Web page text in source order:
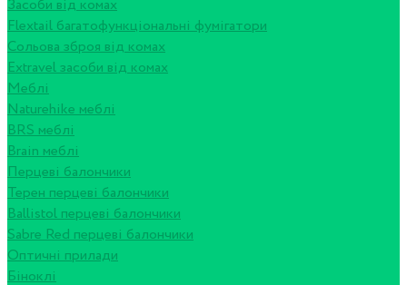
Засоби від комах
Flextail багатофункціональні фумігатори
Сольова зброя від комах
Extravel засоби від комах
Меблі
Naturehike меблі
BRS меблі
Brain меблі
Перцеві балончики
Терен перцеві балончики
Ballistol перцеві балончики
Sabre Red перцеві балончики
Оптичні прилади
Біноклі